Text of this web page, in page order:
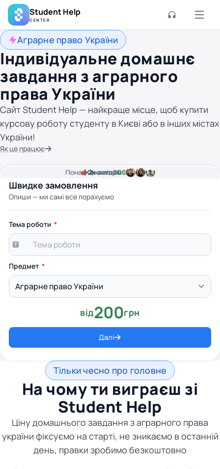
Student Help
CENTER
Аграрне право України
Індивідуальне домашнє
завдання з аграрного
права України
Сайт Student Help — найкраще місце, щоб купити
курсову роботу студенту в Києві або в інших містах
України!
Як це працює
Швидке замовлення
Опиши — ми самі все порахуємо
2хвилини часу
Ціна від200 грн
Понад2кавторів
Тема роботи
Предмет
від200грн
Далі
Тільки чесно про головне
На чому ти виграєш зі
Student Help
Ціну домашнього завдання з аграрного права
україни фіксуємо на старті, не зникаємо в останній
день, правки зробимо безкоштовно